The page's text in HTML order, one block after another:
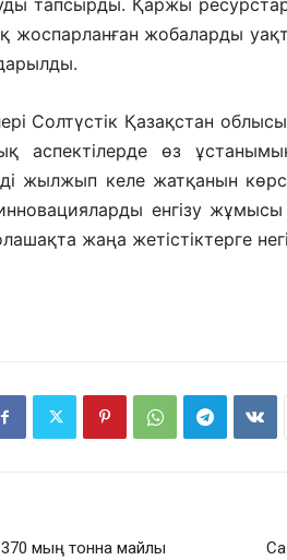
тапсырды. Қаржы
жоспарланған жобаларды
Солтүстік Қазақстан
аспектілерде өз
жылжып келе жатқанын
енгізу
жаңа жетістіктерге
мың тонна майлы